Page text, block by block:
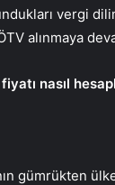
vergi
alınmaya
nasıl
gümrükten